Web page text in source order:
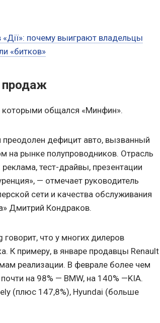
почему выиграют владельцы
«битков»
продаж
которыми общался «Минфин».
дефицит авто, вызванный
на рынке полупроводников. Отрасль
тест-драйвы, презентации
— отмечает руководитель
сети и качества обслуживания
Дмитрий Кондраков.
что у многих дилеров
К примеру, в январе продавцы Renault
реализации. В феврале более чем
на 98% — BMW, на 140% —KIA.
(плюс 147,8%), Hyundai (больше